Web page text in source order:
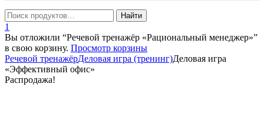
1
Вы отложили “Речевой тренажёр «Рациональный менеджер»”
в свою корзину. Просмотр корзины
Речевой тренажёрДеловая игра (тренинг)Деловая игра
«Эффективный офис»
Распродажа!